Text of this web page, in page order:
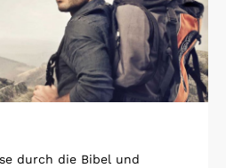
durch die Bibel und